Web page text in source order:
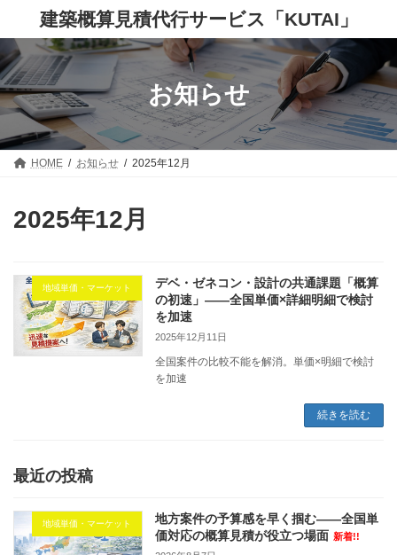
テ
ン
ツ
へ
ス
キ
ッ
プ
ゲ
ー
シ
ョ
ン
に
移
動
建築概算見積代行サービス「KUTAI」
お知らせ
HOME お知らせ 2025年12月
2025年12月
地域単価・マーケット
デベ・ゼネコン・設計の共通課題「概算
の初速」——全国単価×詳細明細で検討
を加速
2025年12月11日
全国案件の比較不能を解消。単価×明細で検討
を加速
続きを読む
最近の投稿
地域単価・マーケット
地方案件の予算感を早く掴む——全国単
価対応の概算見積が役立つ場面 新着!!